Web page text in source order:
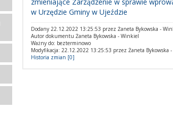
w Urzędzie Gminy w Ujeździe
Dodany 22.12.2022 13:25:53 przez Żaneta Bykowska -
Autor dokumentu Żaneta Bykowska - Winkiel
Ważny do: bezterminowo
Modyfikacja: 22.12.2022 13:25:53 przez Żaneta Bykowska
Historia zmian [0]